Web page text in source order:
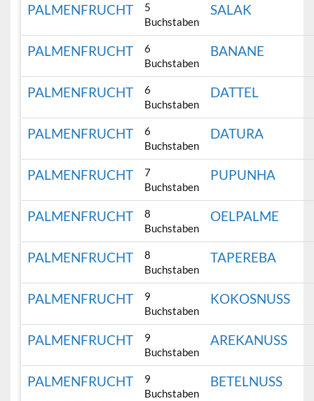
PALMENFRUCHT
5
Buchstaben
SALAK
PALMENFRUCHT
6
Buchstaben
BANANE
PALMENFRUCHT
6
Buchstaben
DATTEL
PALMENFRUCHT
6
Buchstaben
DATURA
PALMENFRUCHT
7
Buchstaben
PUPUNHA
PALMENFRUCHT
8
Buchstaben
OELPALME
PALMENFRUCHT
8
Buchstaben
TAPEREBA
PALMENFRUCHT
9
Buchstaben
KOKOSNUSS
PALMENFRUCHT
9
Buchstaben
AREKANUSS
PALMENFRUCHT
9
Buchstaben
BETELNUSS